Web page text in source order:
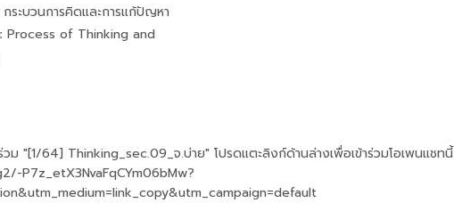
กระบวนการคิดและการแก้ปัญหา
Process of Thinking and
วม "[1/64] Thinking_sec.09_จ.บ่าย" โปรดแตะลิงก์ด้านล่างเพื่อเข้าร่วมโอเพนแชทนี้
P7z_etX3NvaFqCYm06bMw?